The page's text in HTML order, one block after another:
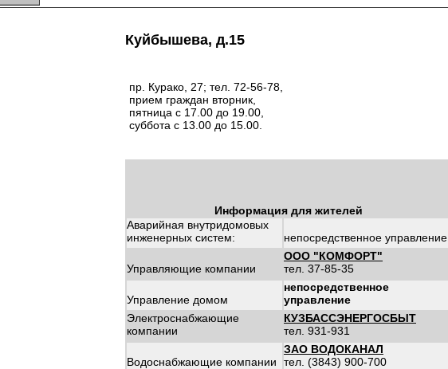
Куйбышева, д.15
пр. Курако, 27; тел. 72-56-78,
прием граждан вторник,
пятница с 17.00 до 19.00,
суббота с 13.00 до 15.00.
Информация для жителей
Аварийная внутридомовых
инженерных систем:
непосредственное управление
Управляющие компании
ООО "КОМФОРТ"
тел. 37-85-35
Управление домом
непосредственное
управление
Электроснабжающие
компании
КУЗБАССЭНЕРГОСБЫТ
тел. 931-931
Водоснабжающие компании
ЗАО ВОДОКАНАЛ
тел. (3843) 900-700